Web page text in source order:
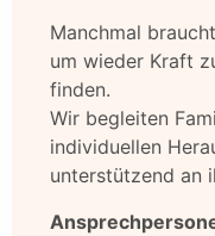
Manchmal
um wieder Kraft
finden.
Wir begleiten
individuellen
unterstützend an